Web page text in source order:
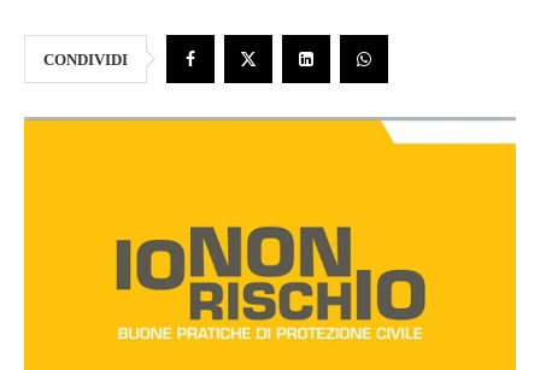
CONDIVIDI